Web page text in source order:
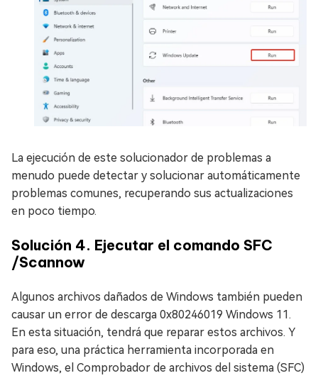
La ejecución de este solucionador de problemas a
menudo puede detectar y solucionar automáticamente
problemas comunes, recuperando sus actualizaciones
en poco tiempo.
Solución 4. Ejecutar el comando SFC
/Scannow
Algunos archivos dañados de Windows también pueden
causar un error de descarga 0x80246019 Windows 11.
En esta situación, tendrá que reparar estos archivos. Y
para eso, una práctica herramienta incorporada en
Windows, el Comprobador de archivos del sistema (SFC)